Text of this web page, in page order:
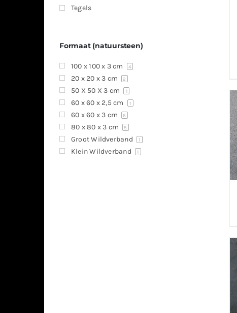
Tegels
Formaat (natuursteen)
100 x 100 x 3 cm 4
20 x 20 x 3 cm 2
50 X 50 X 3 cm 1
60 x 60 x 2,5 cm 1
60 x 60 x 3 cm 6
80 x 80 x 3 cm 5
Groot Wildverband 1
Klein Wildverband 1